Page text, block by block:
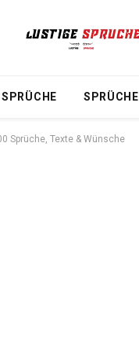
SPRÜCHE
Sprüche, Texte & Wünsche